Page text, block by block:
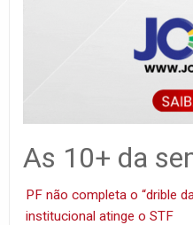
As 10+ da
PF não completa o “drible
institucional atinge o STF